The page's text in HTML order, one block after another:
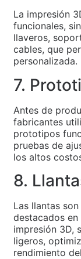
La impresión
funcionales,
llaveros,
cables, que
personalizada.
7.
Antes de
fabricantes
prototipos
pruebas de
los altos
8.
Las llantas
destacados
impresión 3D,
ligeros,
rendimiento